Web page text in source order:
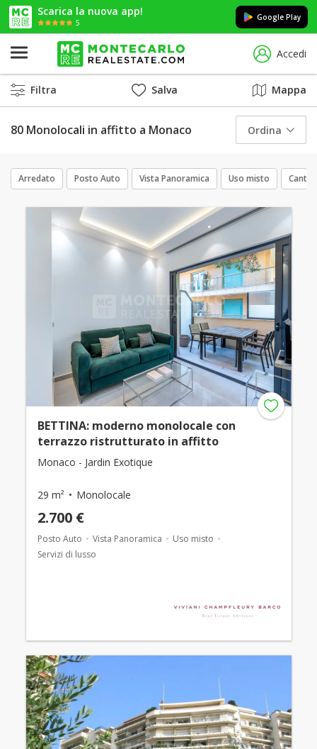
Scarica la nuova app!
5
Google Play
Accedi
Filtra Salva Mappa
80 Monolocali in affitto a Monaco Ordina
Arredato Posto Auto Vista Panoramica Uso misto
BETTINA: moderno monolocale con
terrazzo ristrutturato in affitto
Monaco - Jardin Exotique
29 m² Monolocale
2.700 €
Posto Auto Vista Panoramica
Uso misto
Servizi di lusso